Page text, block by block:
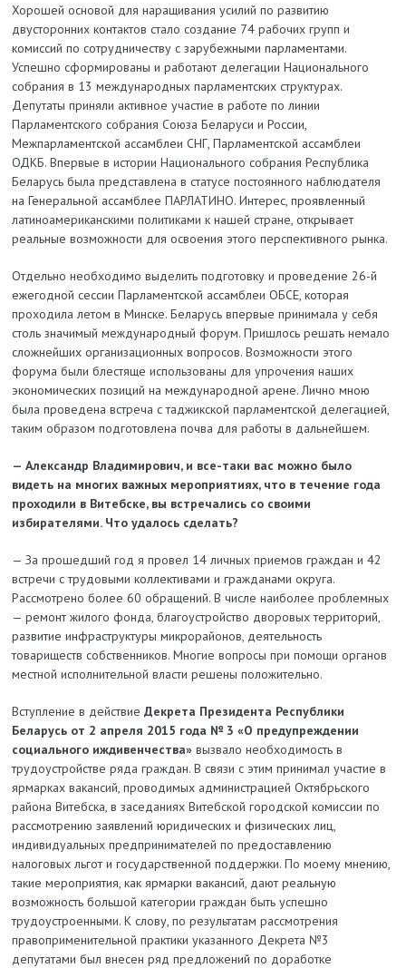
Хорошей основой для наращивания усилий по развитию
двусторонних контактов стало создание 74 рабочих групп и
комиссий по сотрудничеству с за­рубежными парламентами.
Успешно сформированы и работают делегации Национального
собрания в 13 международных парламентских структурах.
Депутаты приняли активное участие в работе по линии
Парламентского собрания Союза Беларуси и России,
Межпарламентской ассамблеи СНГ, Парламентской ассамблеи
ОДКБ. Впервые в истории Национального собрания Республика
Беларусь была представлена в статусе постоянного наблюдателя
на Генеральной ассамблее ПАРЛАТИНО. Интерес, проявленный
латиноамериканскими политиками к нашей стране, открывает
реальные возможности для освоения этого перспективного рынка.
Отдельно необходимо выделить подготовку и проведение 26-й
ежегодной сессии Парламентской ассамблеи ОБСЕ, которая
проходила летом в Минске. Беларусь впервые принимала у себя
столь значимый международный форум. Пришлось решать немало
сложнейших организационных во­просов. Возможности этого
форума были блестяще использованы для упрочения наших
экономических позиций на международной арене. Лично мною
была проведена встреча с таджикской парламент­ской делегацией,
таким образом подготовлена почва для работы в дальнейшем.
— Александр Владимирович, и все-таки вас можно было
видеть на многих важ­ных мероприятиях, что в течение года
проходили в Витебске, вы встречались со своими
избирателями. Что удалось сделать?
— За прошедший год я провел 14 личных приемов граждан и 42
встречи с трудовыми коллективами и гражданами округа.
Рассмотрено более 60 обращений. В числе наиболее проблемных
— ремонт жилого фонда, благоустройство дворовых территорий,
развитие инфраструктуры микрорайонов, деятельность
товариществ собственников. Многие вопросы при помощи органов
местной исполнительной власти решены положительно.
Вступление в действие Декрета Президента Республики
Беларусь от 2 апреля 2015 года № 3 «О предупреждении
социального иждивенчества» вызвало необходимость в
трудоустройстве ряда граждан. В связи с этим принимал участие в
ярмарках вакансий, проводимых администрацией Октябрьского
района Витебска, в заседаниях Витебской городской комиссии по
рассмотрению заявлений юридических и физических лиц,
индивидуальных предпринимателей по предоставлению
налоговых льгот и государственной поддержки. По моему мнению,
такие мероприятия, как ярмарки вакансий, дают реальную
возможность большой категории граждан быть успешно
трудоустроенными. К слову, по результатам рассмотрения
правоприменительной практики указанного Декрета №3
депутатами был внесен ряд предложений по доработке